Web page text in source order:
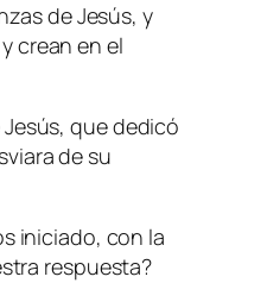
de Jesús, y
crean en el
que dedicó
de su
iniciado, con la
respuesta?